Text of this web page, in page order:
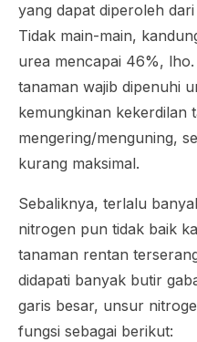
yang dapat diperoleh
Tidak main-main,
urea mencapai 46%,
tanaman wajib dipenuhi
kemungkinan kekerdilan
mengering/menguning,
kurang maksimal.
Sebaliknya, terlalu
nitrogen pun tidak baik
tanaman rentan
didapati banyak butir
garis besar, unsur
fungsi sebagai berikut: